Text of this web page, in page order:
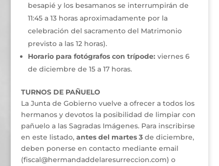
besapié y los besamanos se interrumpirán de
11:45 a 13 horas aproximadamente por la
celebración del sacramento del Matrimonio
previsto a las 12 horas).
Horario para fotógrafos con trípode: viernes 6
de diciembre de 15 a 17 horas.
TURNOS DE PAÑUELO
La Junta de Gobierno vuelve a ofrecer a todos los
hermanos y devotos la posibilidad de limpiar con
pañuelo a las Sagradas Imágenes. Para inscribirse
en este listado, antes del martes 3de diciembre,
deben ponerse en contacto mediante email
(fiscal@hermandaddelaresurreccion.com) o